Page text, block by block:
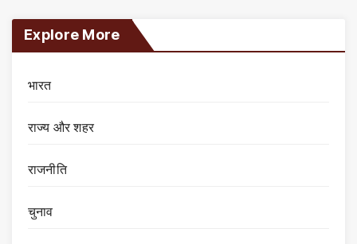
Explore More
भारत
राज्य और शहर
राजनीति
चुनाव